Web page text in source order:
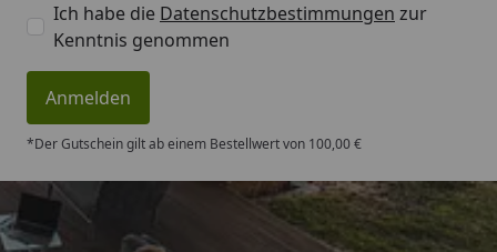
Ich habe die Datenschutzbestimmungen zur
Kenntnis genommen
Anmelden
*Der Gutschein gilt ab einem Bestellwert von 100,00 €